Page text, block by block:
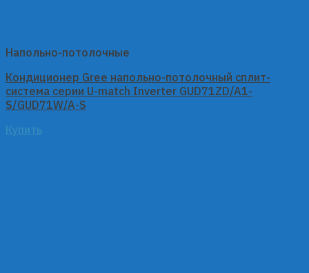
Напольно-потолочные
Кондиционер Gree напольно-потолочный сплит-
система серии U-match Inverter GUD71ZD/A1-
S/GUD71W/A-S
Купить